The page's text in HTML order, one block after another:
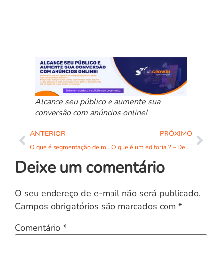
Alcance seu público e aumente sua
conversão com anúncios online!
ANTERIOR
O que é segmentação de mercado? – Definição e 4 principais tipos!
PRÓXIMO
O que é um editorial? – Definição e 4 fases de desenvolvimento!
Deixe um comentário
O seu endereço de e-mail não será publicado.
Campos obrigatórios são marcados com *
Comentário *